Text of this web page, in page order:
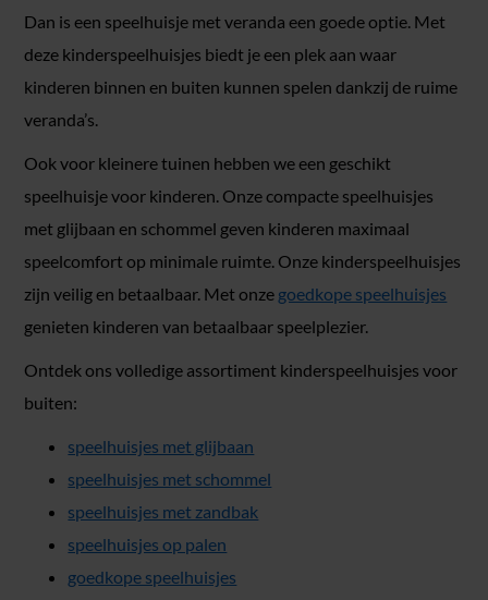
Dan is een speelhuisje met veranda een goede optie. Met
deze kinderspeelhuisjes biedt je een plek aan waar
kinderen binnen en buiten kunnen spelen dankzij de ruime
veranda’s.
Ook voor kleinere tuinen hebben we een geschikt
speelhuisje voor kinderen. Onze compacte speelhuisjes
met glijbaan en schommel geven kinderen maximaal
speelcomfort op minimale ruimte. Onze kinderspeelhuisjes
zijn veilig en betaalbaar. Met onze goedkope speelhuisjes
genieten kinderen van betaalbaar speelplezier.
Ontdek ons volledige assortiment kinderspeelhuisjes voor
buiten:
speelhuisjes met glijbaan
speelhuisjes met schommel
speelhuisjes met zandbak
speelhuisjes op palen
goedkope speelhuisjes